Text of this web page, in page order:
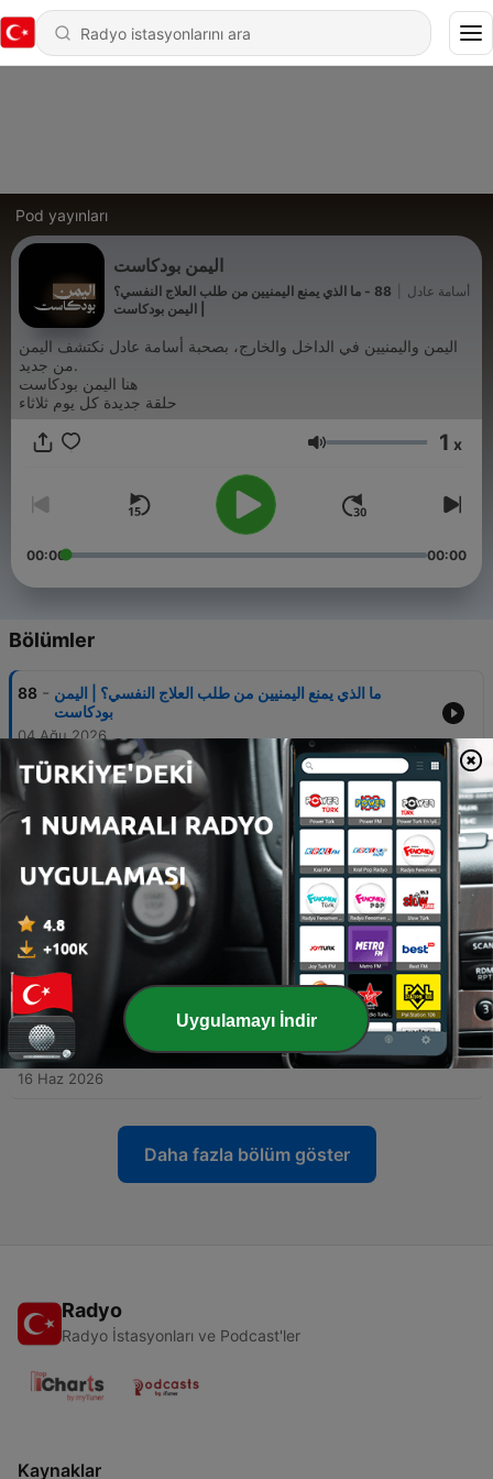
Pod yayınları
اليمن بودكاست
أسامة عادل
88 - ما الذي يمنع اليمنيين من طلب العلاج النفسي؟
| اليمن بودكاست
اليمن واليمنيين في الداخل والخارج، بصحبة أسامة عادل نكتشف اليمن
من جديد.
حلقة جديدة كل يوم ثلاثاء
Ses 1 x
00:00 00:00
Bölümler
88 - ما الذي يمنع اليمنيين من طلب العلاج النفسي؟ | اليمن
بودكاست
04 Ağu 2026
87 - شمالا وجنوبا.. لماذا فشلت محاولات بناء الدولة في اليمن؟ |
اليمن بودكاست
21 Tem 2026
86 - من منع تحرير الحديدة؟ وما علاقة طارق والإمارات
والبريطانيين بخطة الانسحاب؟ | اليمن بودكاست
85 - مع رئيس الأمن القومي اليمني: كواليس الاستخبارات وسقوط
صنعاء | اليمن بودكاست
01 Tem 2026
84 - مع وزير الدفاع: دمج القوات العسكرية ومستقبل الجيش |
اليمن بودكاست
16 Haz 2026
Daha fazla bölüm göster
Radyo
Radyo İstasyonları ve Podcast'ler
Kaynaklar
Uygulamayı İndir